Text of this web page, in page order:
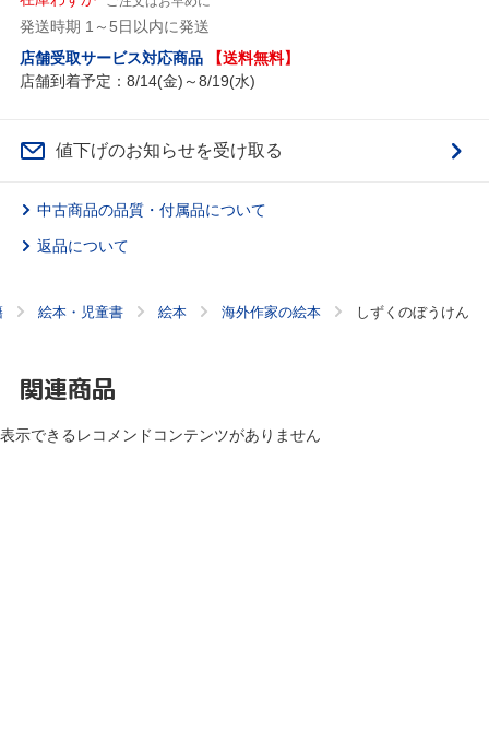
発送時期 1～5日以内に発送
店舗受取サービス対応商品
【送料無料】
店舗到着予定：8/14(金)～8/19(水)
値下げのお知らせを受け取る
中古商品の品質・付属品について
返品について
絵本・児童書 絵本 海外作家の絵本 しずくのぼうけん
関連商品
表示できるレコメンドコンテンツがありません